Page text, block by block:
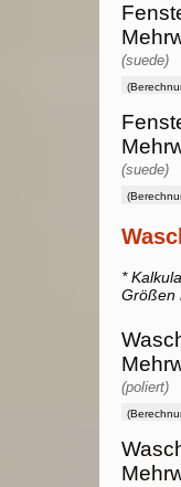
(suede)
(suede)
*
Größen
(poliert)